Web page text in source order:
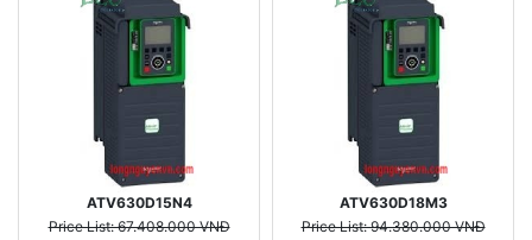
ATV630D15N4
Price List: 67.408.000 VNĐ
ATV630D18M3
Price List: 94.380.000 VNĐ